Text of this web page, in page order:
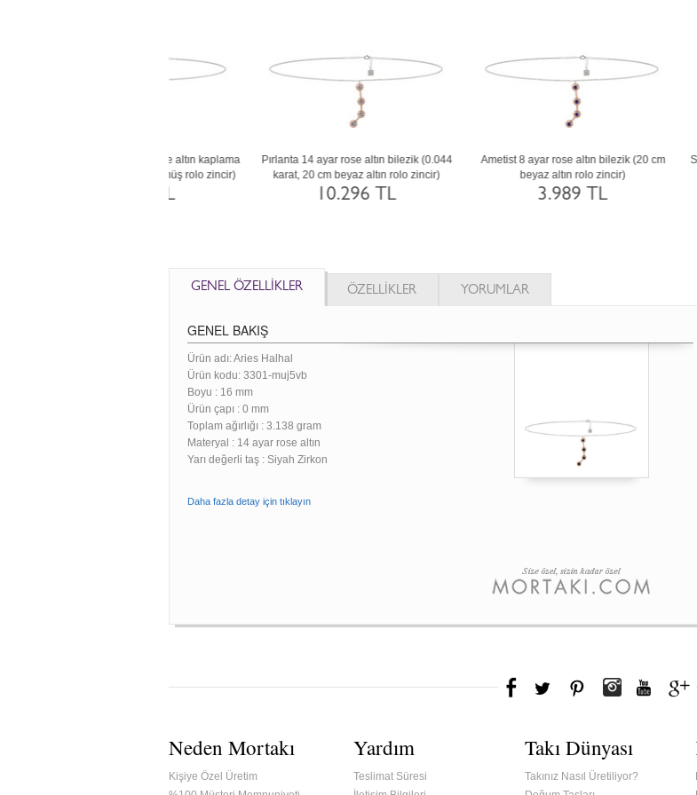
Garnet 8 ayar rose altın bilezik (20 cm rose
altın rolo zincir)
Sitrin 8 ayar altın bilezik (20 cm gümüş rolo
Yeşil kuvars 925
cm rose
GENEL ÖZELLİKLER ÖZELLİKLER YORUMLAR
GENEL BAKIŞ
Ürün adı: Aries Halhal
Ürün kodu: 3301-muj5vb
Boyu : 16 mm
Ürün çapı : 0 mm
Toplam ağırlığı : 3.138 gram
Materyal : 14 ayar rose altın
Yarı değerli taş : Siyah Zirkon
Daha fazla detay için tıklayın
Neden Mortakı
Kişiye Özel Üretim
Yardım
Teslimat Süresi
Takı Dünyası
Takınız Nasıl Üretiliyor?